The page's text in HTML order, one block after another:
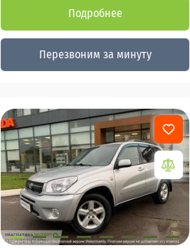
Подробнее
Перезвоним за минуту